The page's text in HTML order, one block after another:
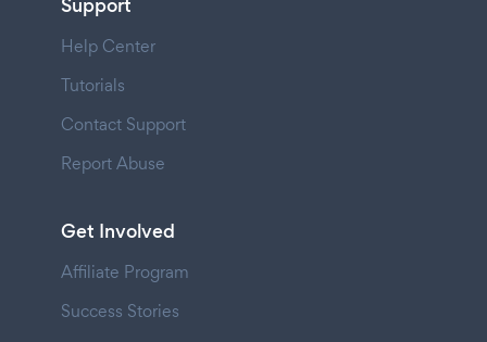
Support
Help Center
Tutorials
Contact Support
Report Abuse
Get Involved
Affiliate Program
Success Stories